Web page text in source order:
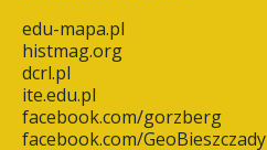
edu-mapa.pl
histmag.org
dcrl.pl
ite.edu.pl
facebook.com/gorzberg
facebook.com/GeoBieszczady